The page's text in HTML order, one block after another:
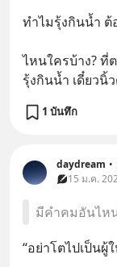
ทำไมรุ้งกินน้ำ ต้
ไหนใครบ้าง? ที่
รุ้งกินน้ำ เดี๋ยวนิ้
1 บันทึก
daydream •
15 ม.ค.
มีคำคมอันไห
“อย่าโตไปเป็นผู้